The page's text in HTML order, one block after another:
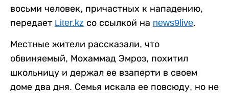
восьми человек, причастных к нападению,
передает Liter.kz со ссылкой на news9live.
Местные жители рассказали, что
обвиняемый, Мохаммад Эмроз, похитил
школьницу и держал ее взаперти в своем
доме два дня. Семья искала ее повсюду, но не